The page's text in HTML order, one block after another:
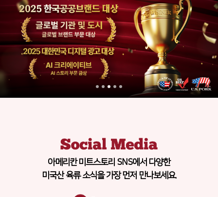
아메리칸 미트스토리 SNS에서 다양한
미국산 육류 소식을 가장 먼저 만나보세요.